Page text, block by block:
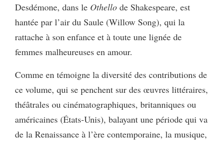
Desdémone, dans le Othello de Shakespeare, est
hantée par l’air du Saule (Willow Song), qui la
rattache à son enfance et à toute une lignée de
femmes malheureuses en amour.
Comme en témoigne la diversité des contributions de
ce volume, qui se penchent sur des œuvres littéraires,
théâtrales ou cinématographiques, britanniques ou
américaines (États-Unis), balayant une période qui va
de la Renaissance à l’ère contemporaine, la musique,